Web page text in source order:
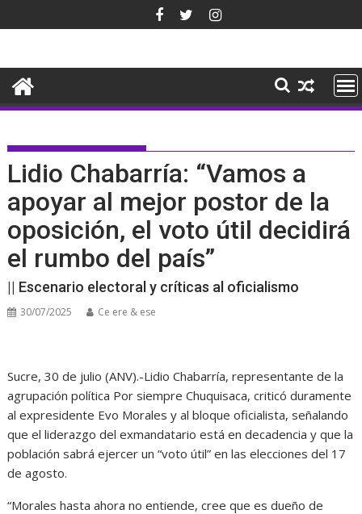
al
Lidio Chabarría: “Vamos a
apoyar al mejor postor de la
oposición, el voto útil decidirá
el rumbo del país”
|| Escenario electoral y críticas al oficialismo
30/07/2025 Ce ere & ese
Sucre, 30 de julio (ANV).-Lidio Chabarría, representante de la
agrupación política Por siempre Chuquisaca, criticó duramente
al expresidente Evo Morales y al bloque oficialista, señalando
que el liderazgo del exmandatario está en decadencia y que la
población sabrá ejercer un “voto útil” en las elecciones del 17
de agosto.
“Morales hasta ahora no entiende, cree que es dueño de